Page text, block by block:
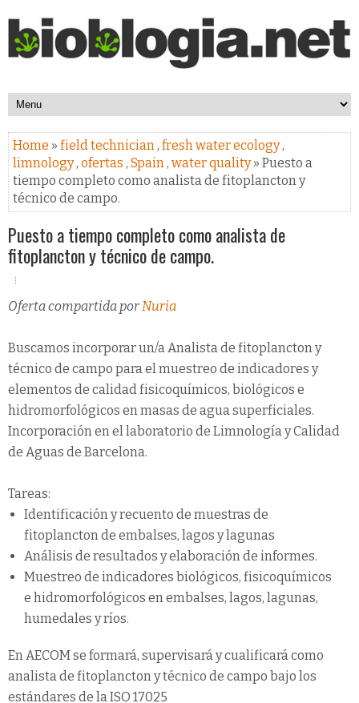
Home » field technician, fresh water ecology,
limnology, ofertas , Spain, water quality» Puesto a
tiempo completo como analista de fitoplancton y
técnico de campo.
Puesto a tiempo completo como analista de
fitoplancton y técnico de campo.
Oferta compartida porNuria
Buscamos incorporar un/a Analista de fitoplancton y
técnico de campo para el muestreo de indicadores y
elementos de calidad fisicoquímicos, biológicos e
hidromorfológicos en masas de agua superficiales.
Incorporación en el laboratorio de Limnología y Calidad
de Aguas de Barcelona.
Tareas:
Identificación y recuento de muestras de
fitoplancton de embalses, lagos y lagunas
Análisis de resultados y elaboración de informes.
Muestreo de indicadores biológicos, fisicoquímicos
e hidromorfológicos en embalses, lagos, lagunas,
humedales y ríos.
En AECOM se formará, supervisará y cualificará como
analista de fitoplancton y técnico de campo bajo los
estándares de la ISO 17025